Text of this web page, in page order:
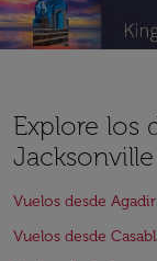
Explore los
Jacksonville
Vuelos desde
Vuelos desde